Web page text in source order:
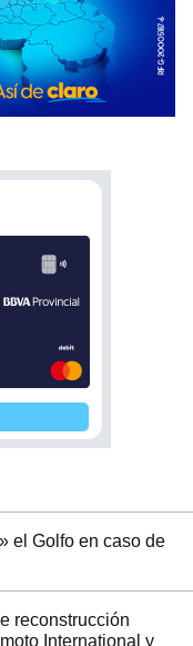
el Golfo en caso de
reconstrucción
International y